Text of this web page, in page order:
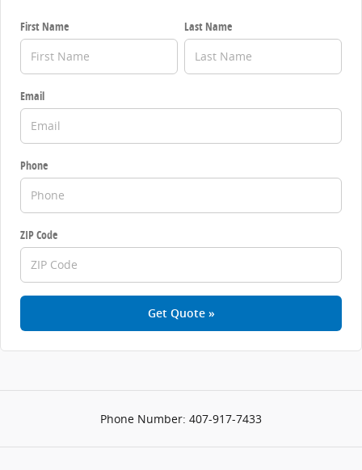
First Name Last Name
Email
Phone
ZIP Code
Get Quote »
Phone Number: 407-917-7433